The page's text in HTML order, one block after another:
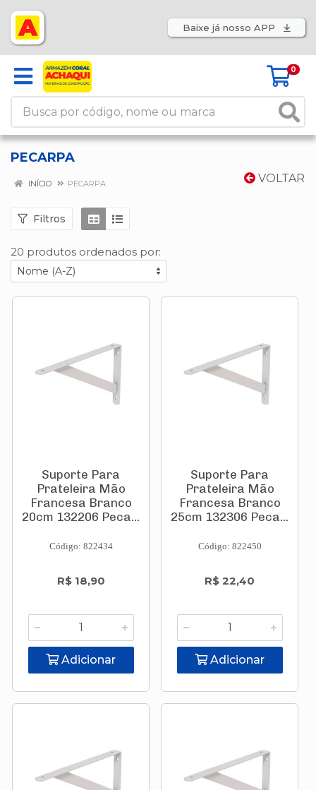
Baixe já nosso APP
0
PECARPA
VOLTAR
INÍCIO PECARPA
Filtros
20 produtos ordenados por:
Suporte Para
Prateleira Mão
Francesa Branco
20cm 132206 Peca...
Código: 822434
R$ 18,90
Adicionar
Suporte Para
Prateleira Mão
Francesa Branco
25cm 132306 Peca...
Código: 822450
R$ 22,40
Adicionar